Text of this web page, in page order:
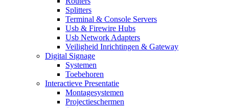
Splitters
Terminal & Console Servers
Usb & Firewire Hubs
Usb Network Adapters
Veiligheid Inrichtingen & Gateway
Digital Signage
Systemen
Toebehoren
Interactieve Presentatie
Montagesystemen
Projectieschermen